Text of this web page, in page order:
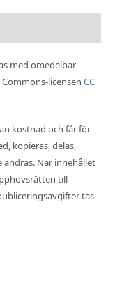
med omedelbar
licensen CC
kostnad och får för
kopieras, delas,
ändras. När innehållet
till
tas